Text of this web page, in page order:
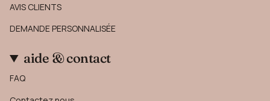
AVIS CLIENTS
DEMANDE PERSONNALISÉE
aide & contact
FAQ